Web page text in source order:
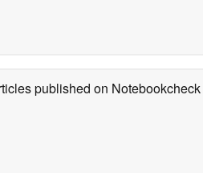
published on Notebookcheck